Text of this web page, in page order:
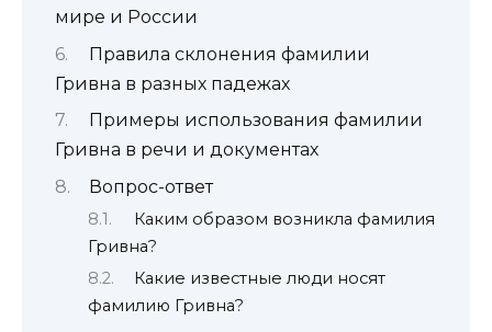
мире и России
Правила склонения фамилии
Гривна в разных падежах
Примеры использования фамилии
Гривна в речи и документах
Вопрос-ответ
Каким образом возникла фамилия
Гривна?
Какие известные люди носят
фамилию Гривна?